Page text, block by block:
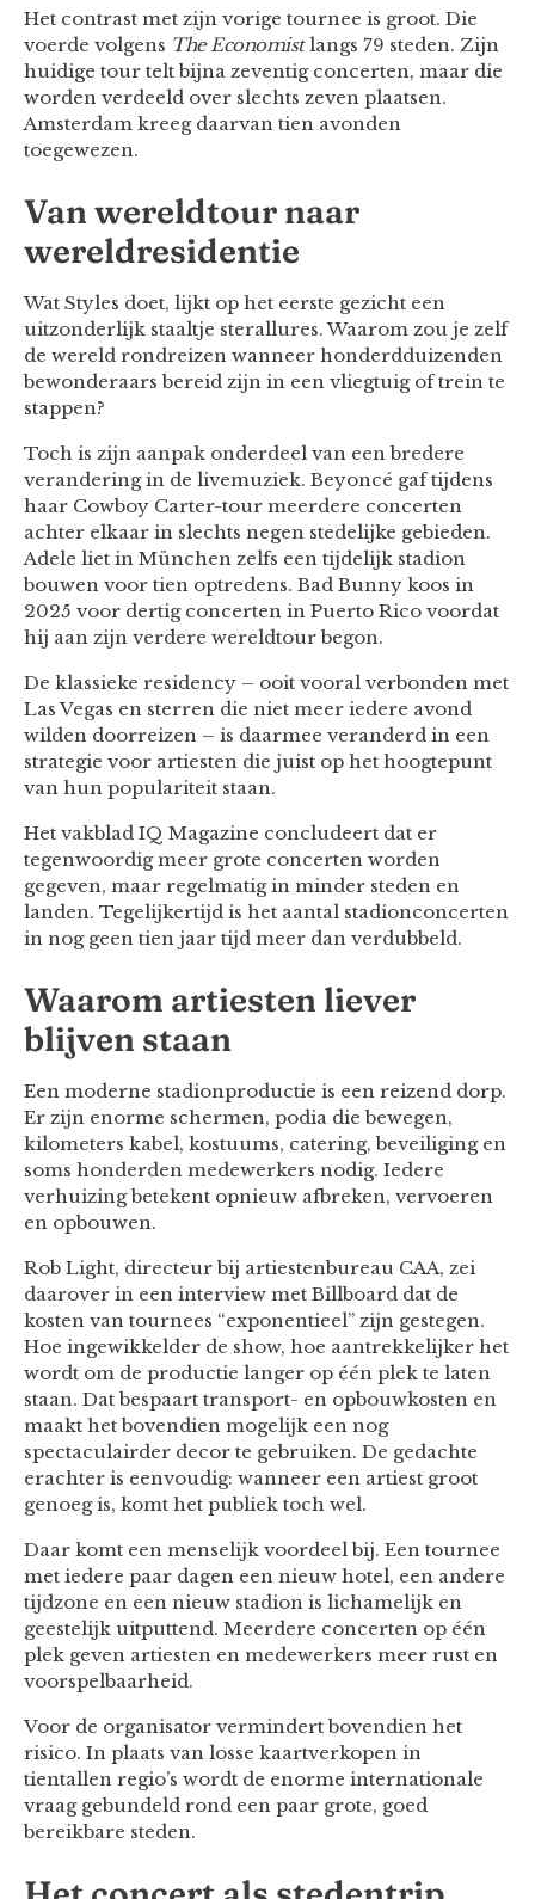
Het contrast met zijn vorige tournee is groot. Die
voerde volgens The Economistlangs 79 steden. Zijn
huidige tour telt bijna zeventig concerten, maar die
worden verdeeld over slechts zeven plaatsen.
Amsterdam kreeg daarvan tien avonden
toegewezen.
Van wereldtour naar
wereldresidentie
Wat Styles doet, lijkt op het eerste gezicht een
uitzonderlijk staaltje sterallures. Waarom zou je zelf
de wereld rondreizen wanneer honderdduizenden
bewonderaars bereid zijn in een vliegtuig of trein te
stappen?
Toch is zijn aanpak onderdeel van een bredere
verandering in de livemuziek. Beyoncé gaf tijdens
haar Cowboy Carter-tour meerdere concerten
achter elkaar in slechts negen stedelijke gebieden.
Adele liet in München zelfs een tijdelijk stadion
bouwen voor tien optredens. Bad Bunny koos in
2025 voor dertig concerten in Puerto Rico voordat
hij aan zijn verdere wereldtour begon.
De klassieke residency – ooit vooral verbonden met
Las Vegas en sterren die niet meer iedere avond
wilden doorreizen – is daarmee veranderd in een
strategie voor artiesten die juist op het hoogtepunt
van hun populariteit staan.
Het vakblad IQ Magazine concludeert dat er
tegenwoordig meer grote concerten worden
gegeven, maar regelmatig in minder steden en
landen. Tegelijkertijd is het aantal stadionconcerten
in nog geen tien jaar tijd meer dan verdubbeld.
Waarom artiesten liever
blijven staan
Een moderne stadionproductie is een reizend dorp.
Er zijn enorme schermen, podia die bewegen,
kilometers kabel, kostuums, catering, beveiliging en
soms honderden medewerkers nodig. Iedere
verhuizing betekent opnieuw afbreken, vervoeren
en opbouwen.
Rob Light, directeur bij artiestenbureau CAA, zei
daarover in een interview met Billboard dat de
kosten van tournees “exponentieel” zijn gestegen.
Hoe ingewikkelder de show, hoe aantrekkelijker het
wordt om de productie langer op één plek te laten
staan. Dat bespaart transport- en opbouwkosten en
maakt het bovendien mogelijk een nog
spectaculairder decor te gebruiken. De gedachte
erachter is eenvoudig: wanneer een artiest groot
genoeg is, komt het publiek toch wel.
Daar komt een menselijk voordeel bij. Een tournee
met iedere paar dagen een nieuw hotel, een andere
tijdzone en een nieuw stadion is lichamelijk en
geestelijk uitputtend. Meerdere concerten op één
plek geven artiesten en medewerkers meer rust en
voorspelbaarheid.
Voor de organisator vermindert bovendien het
risico. In plaats van losse kaartverkopen in
tientallen regio’s wordt de enorme internationale
vraag gebundeld rond een paar grote, goed
bereikbare steden.